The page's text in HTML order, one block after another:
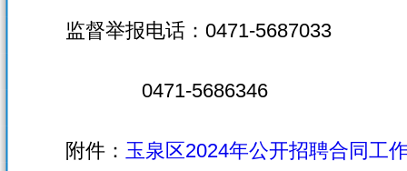
监督举报电话：0471-5687033
0471-5686346
附件： 玉泉区2024年公开招聘合同工